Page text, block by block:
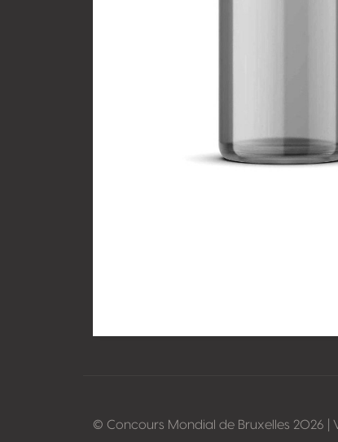
© Concours Mondial de Bruxelles 2026 |